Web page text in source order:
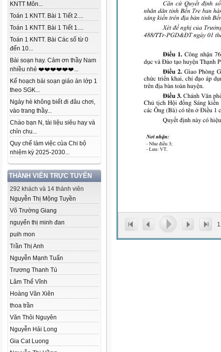
KNTT Môn...
Toán 1 KNTT. Bài 1 Tiết 2....
Toán 1 KNTT. Bài 1 Tiết 1....
Toán 1 KNTT. Bài Các số từ 0
đến 10...
Bài soạn hay. Cảm ơn thầy Nam
nhiều nhé ❤️❤️❤️❤️❤️❤️...
Kế hoạch bài soạn giáo án lớp 1
theo SGK...
Ngày hè không biết đi đâu chơi,
vào trang thầy...
Chào bạn N, tài liệu siêu hay và
chỉn chu...
Quy chế làm việc của Chi bộ
nhiệm kỳ 2025-2030...
THÀNH VIÊN TRỰC TUYẾN
292 khách và 14 thành viên
Nguyễn Thị Mộng Tuyền
Võ Trường Giang
nguyển thị minh đan
puih mon
Trần Thị Anh
Nguyễn Mạnh Tuấn
Trương Thanh Tú
Lâm Thế Vĩnh
Hoàng Văn Xiên
thoa trần
Văn Thôi Nguyên
Nguyễn Hải Long
Gia Cat Luong
1